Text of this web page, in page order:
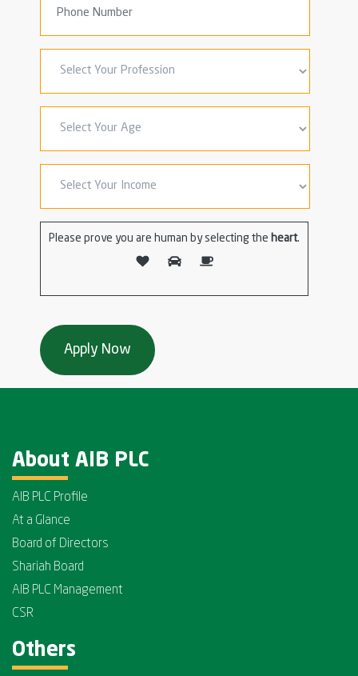
Please prove you are human by selecting the heart.
About AIB PLC
AIB PLC Profile
At a Glance
Board of Directors
Shariah Board
AIB PLC Management
CSR
Others